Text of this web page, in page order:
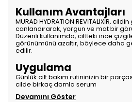
Kullanım Avantajları
MURAD HYDRATION REVITALIXIR,
canlandırarak, yorgun ve mat bir
Düzenli kullanımda, ciltteki ince
görünümünü azaltır, böylece daha
edilir.
Uygulama
Günlük cilt bakım rutininizin bir
cilde birkaç damla serum
Devamını Göster